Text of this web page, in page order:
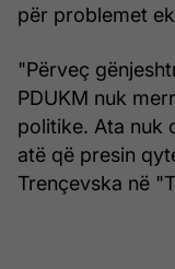
për problemet
"Përveç
PDUKM nuk
politike. Ata nuk
atë që presin
Trençevska në